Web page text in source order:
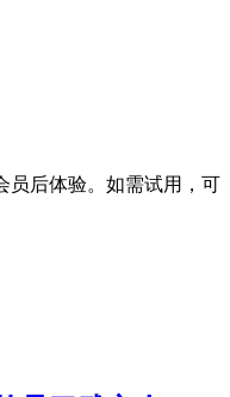
员后体验。如需试用，可